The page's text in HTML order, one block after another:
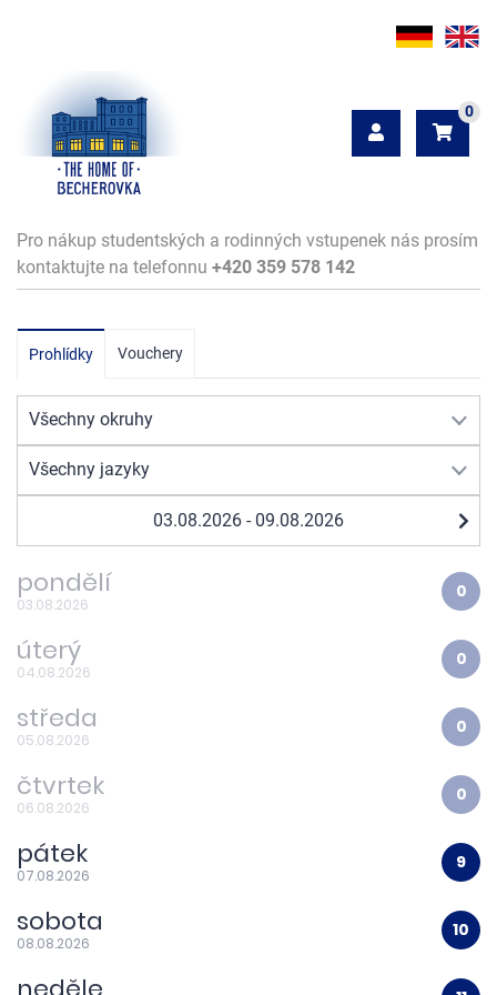
0
Pro nákup studentských a rodinných vstupenek nás prosím
kontaktujte na telefonnu +420 359 578 142
Prohlídky Vouchery
pondělí
03.08.2026
0
úterý
04.08.2026
0
středa
05.08.2026
0
čtvrtek
06.08.2026
0
pátek
07.08.2026
9
sobota
08.08.2026
10